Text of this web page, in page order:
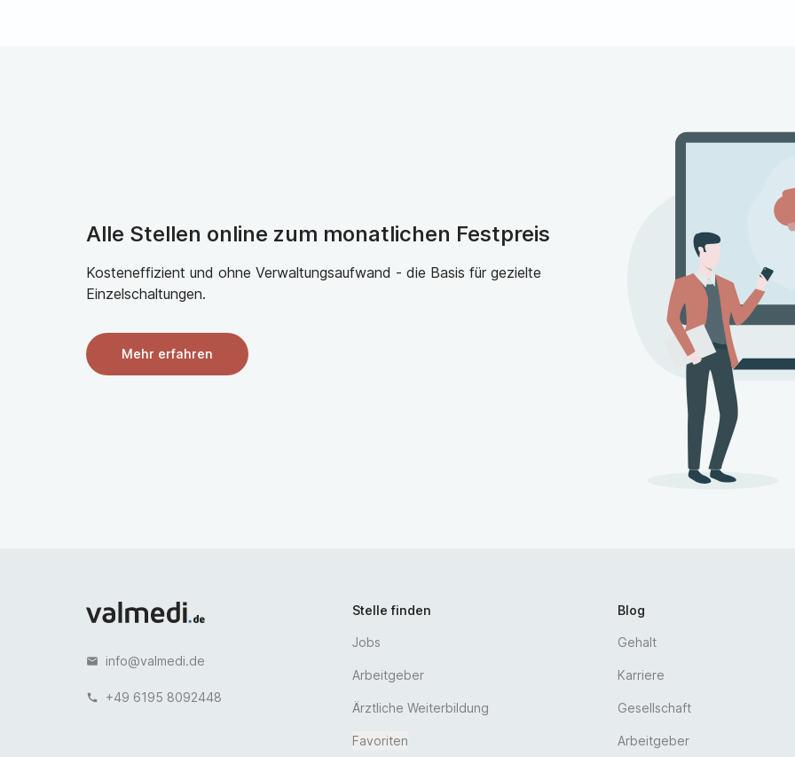
Alle Stellen online zum monatlichen Festpreis
Kosteneffizient und ohne Verwaltungsaufwand - die Basis für gezielte
Einzelschaltungen.
Mehr erfahren
email info@valmedi.de
call +49 6195 8092448
Stelle finden
Jobs
Arbeitgeber
Ärztliche Weiterbildung
Favoriten
Blog
Gehalt
Karriere
Gesellschaft
Arbeitgeber